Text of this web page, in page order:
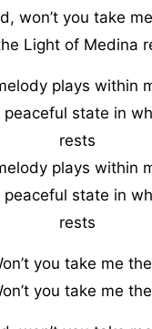
won’t you take
Light of Medina
plays within
state in
rests
plays within
state in
rests
you take me
you take me